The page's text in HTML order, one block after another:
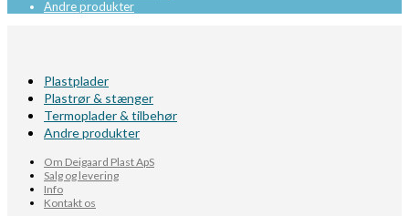
Andre produkter
Plastplader
Plastrør & stænger
Termoplader & tilbehør
Andre produkter
Om Deigaard Plast ApS
Salg og levering
Info
Kontakt os